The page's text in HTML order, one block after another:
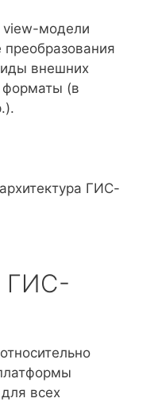
view-модели
внешних
форматы (в
ГИС-
ГИС-
всех